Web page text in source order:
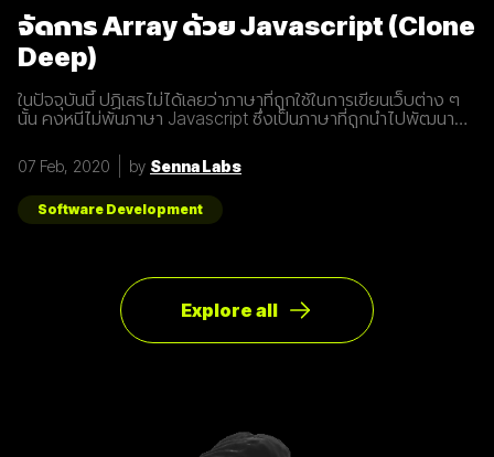
แตกต่างจากระบบ
จัดการ Array ด้วย Javascript (Clone
Deep)
ในปัจจุบันนี้ ปฏิเสธไม่ได้เลยว่าภาษาที่ถูกใช้ในการเขียนเว็บต่าง ๆ
นั้น คงหนีไม่พ้นภาษา Javascript ซึ่งเป็นภาษาที่ถูกนำไปพัฒนา
รูปแบบการเขียนภาษา Javascript ที่แตกต่างกัน เราเลยมีแนวทาง
การเขียนที่หลากหลาย มาแบ่งปันเพื่อน ๆ เกี่ยวกับการจัดการ
Array ด้วยภาษา Javascript กัน เรามาดูตัวอย่างกันเลยดีกว่า
โดยปกติแล้วการ copy ค่าจาก value type ธรรมดา สามารถเขียน
ได้ดังนี้
07 Feb, 2020 by Senna Labs
Software Development
Explore all